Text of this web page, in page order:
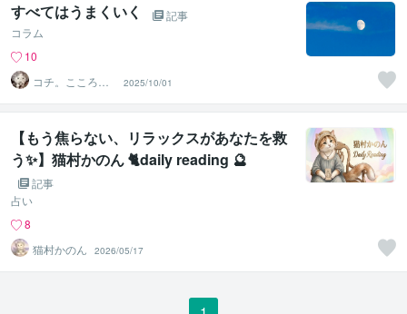
すべてはうまくいく
記事
コラム
10
コチ。こころの
庭
2025/10/01
【もう焦らない、リラックスがあなたを救
う✨】猫村かのん 🐈daily reading 🔮
記事
占い
8
猫村かのん
2026/05/17